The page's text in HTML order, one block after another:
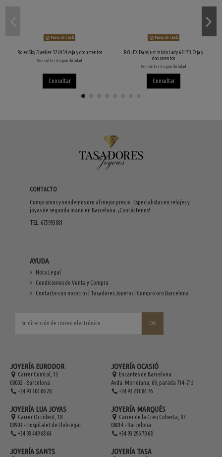
Fuera de stock
Rolex Sky Dweller 326934 caja y documentos
Consultar disponibilidad
Consultar
Fuera de stock
ROLEX Datejust mixto Lady 69173 Caja y
documentos
Consultar disponibilidad
Consultar
CONTACTO
Compramos y vendemos oro al mejor precio. Especialistas en relojes y
joyas de segunda mano en Barcelona. ¡Contáctenos!
TEL. 675993081
AYUDA
Nota Legal
Condiciones de Venta y Compra
Contacte con nosotros | Tasadores Joyeros | Compro oro Barcelona
JOYERÍA EURODOR
Carrer Comtal, 13
08002 - Barcelona
+34 93 304 06 28
JOYERÍA LUA JOYAS
Carrer Occident, 18
08903 - Hospitalet de Llobregat
+34 93 449 68 64
JOYERÍA SANTS
JOYERÍA OCASIÓ
Encantes de Barcelona
Avda. Meridiana, 69, parada 714-715
+34 93 231 84 76
JOYERÍA MARQUÉS
Carrer de la Creu Coberta, 87
08014 - Barcelona
+34 93 296 70 68
JOYERÍA TASA